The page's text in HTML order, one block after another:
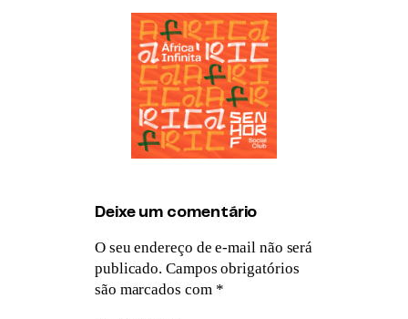
Deixe um comentário
O seu endereço de e-mail não será
publicado. Campos obrigatórios
são marcados com *